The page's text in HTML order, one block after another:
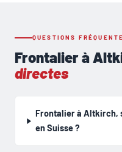
QUESTIONS
Frontalier à
directes
Frontalier à Altkirch,
en Suisse ?